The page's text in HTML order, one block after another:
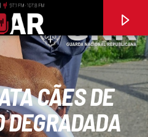
CÃES DE
DEGRADADA